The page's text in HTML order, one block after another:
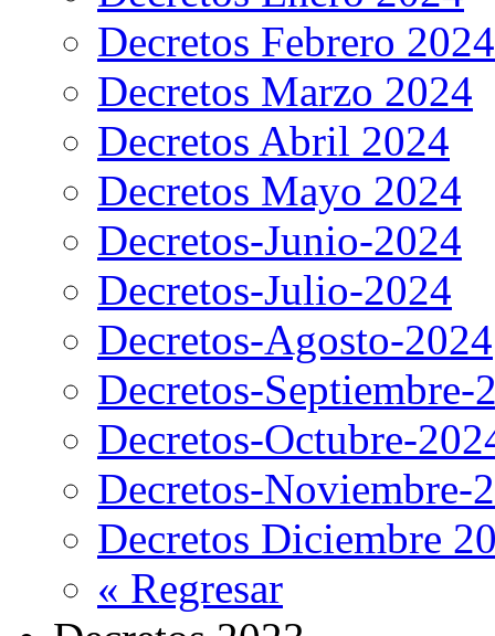
Decretos Febrero 2024
Decretos Marzo 2024
Decretos Abril 2024
Decretos Mayo 2024
Decretos-Junio-2024
Decretos-Julio-2024
Decretos-Agosto-2024
Decretos-Septiembre-
Decretos-Octubre-
Decretos-Noviembre-
Decretos Diciembre
« Regresar